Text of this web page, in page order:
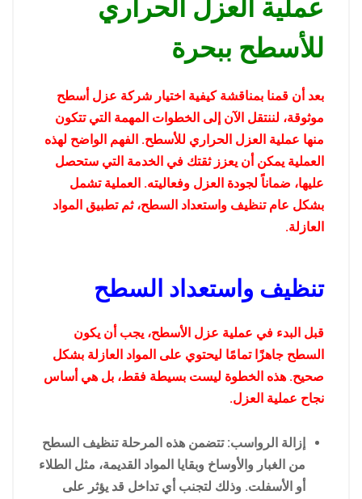
عملية العزل الحراري
للأسطح ببحرة
بعد أن قمنا بمناقشة كيفية اختيار شركة عزل أسطح
موثوقة، لننتقل الآن إلى الخطوات المهمة التي تتكون
منها عملية العزل الحراري للأسطح. الفهم الواضح لهذه
العملية يمكن أن يعزز ثقتك في الخدمة التي ستحصل
عليها، ضماناً لجودة العزل وفعاليته. العملية تشمل
بشكل عام تنظيف واستعداد السطح، ثم تطبيق المواد
العازلة.
تنظيف واستعداد السطح
قبل البدء في عملية عزل الأسطح، يجب أن يكون
السطح جاهزًا تمامًا ليحتوي على المواد العازلة بشكل
صحيح. هذه الخطوة ليست بسيطة فقط، بل هي أساس
نجاح عملية العزل.
إزالة الرواسب: تتضمن هذه المرحلة تنظيف السطح
من الغبار والأوساخ وبقايا المواد القديمة، مثل الطلاء
أو الأسفلت. وذلك لتجنب أي تداخل قد يؤثر على